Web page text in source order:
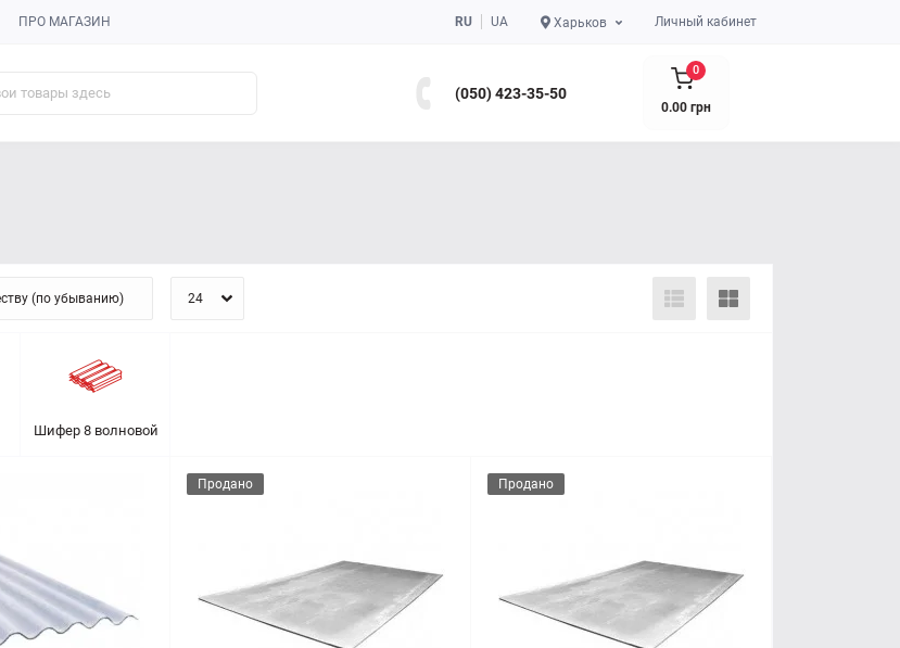
ПРО МАГАЗИН RU UA Харьков Личный кабинет
(050) 423-35-50
0
0.00 грн
Шифер 8 волновой
Продано Продано